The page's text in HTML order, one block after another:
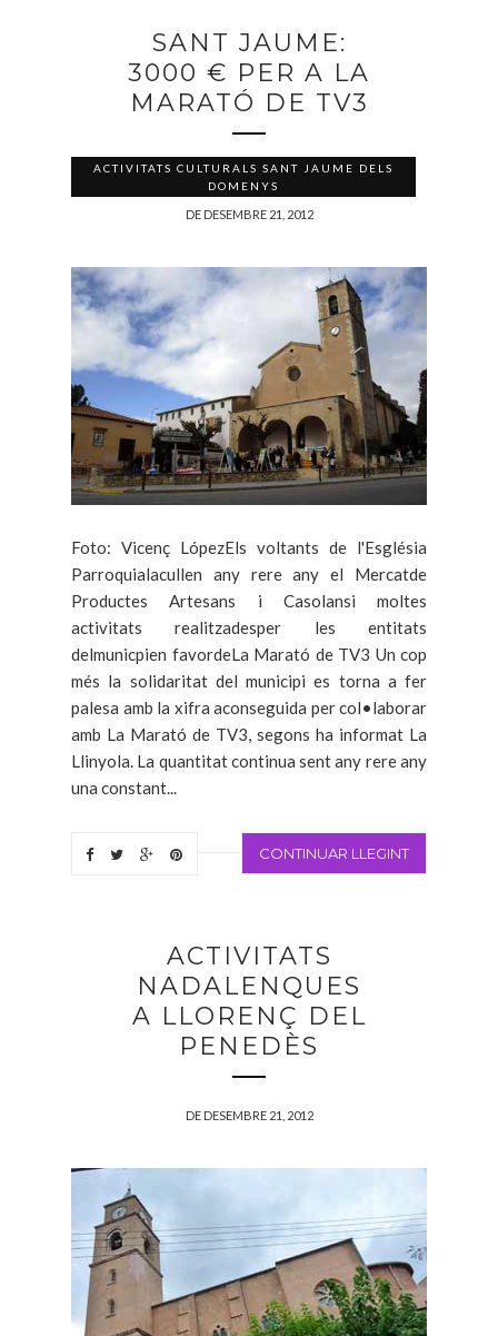
SANT JAUME:
3000 € PER A LA
MARATÓ DE TV3
ACTIVITATS CULTURALS SANT JAUME DELS
DOMENYS
DE DESEMBRE 21, 2012
Foto: Vicenç LópezEls voltants de l'Església
Parroquialacullen any rere any el Mercatde
Productes Artesans i Casolansi moltes
activitats realitzadesper les entitats
delmunicpien favordeLa Marató de TV3 Un cop
més la solidaritat del municipi es torna a fer
palesa amb la xifra aconseguida per col•laborar
amb La Marató de TV3, segons ha informat La
Llinyola. La quantitat continua sent any rere any
una constant...
CONTINUAR LLEGINT
ACTIVITATS
NADALENQUES
A LLORENÇ DEL
PENEDÈS
DE DESEMBRE 21, 2012